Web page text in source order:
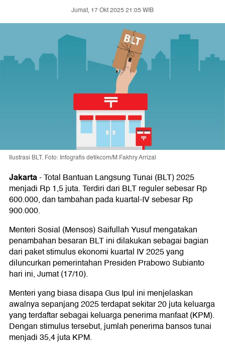
Jumat, 17 Okt 2025 21:05 WIB
Ilustrasi BLT. Foto: Infografis detikcom/M Fakhry Arrizal
Jakarta-Total Bantuan Langsung Tunai (BLT) 2025
menjadi Rp 1,5 juta. Terdiri dari BLT reguler sebesar Rp
600.000, dan tambahan pada kuartal-IV sebesar Rp
900.000.
Menteri Sosial (Mensos) Saifullah Yusuf mengatakan
penambahan besaran BLT ini dilakukan sebagai bagian
dari paket stimulus ekonomi kuartal IV 2025 yang
diluncurkan pemerintahan Presiden Prabowo Subianto
hari ini, Jumat (17/10).
Menteri yang biasa disapa Gus Ipul ini menjelaskan
awalnya sepanjang 2025 terdapat sekitar 20 juta keluarga
yang terdaftar sebagai keluarga penerima manfaat (KPM).
Dengan stimulus tersebut, jumlah penerima bansos tunai
menjadi 35,4 juta KPM.